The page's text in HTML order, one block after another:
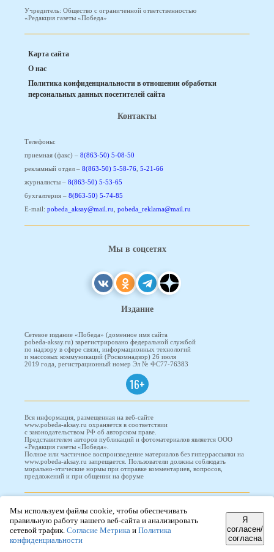
Учредитель: Общество с ограниченной ответственностью
«Редакция газеты «Победа»
Карта сайта
О нас
Политика конфиденциальности в отношении обработки
персональных данных посетителей сайта
Контакты
Телефоны:
приемная (факс) – 8(863-50) 5-08-50
рекламный отдел – 8(863-50) 5-58-76, 5-21-66
журналисты – 8(863-50) 5-53-65
бухгалтерия – 8(863-50) 5-74-85
E-mail: pobeda_aksay@mail.ru, pobeda_reklama@mail.ru
Мы в соцсетях
Издание
Сетевое издание «Победа» (доменное имя сайта
pobeda-aksay.ru) зарегистрировано федеральной службой
по надзору в сфере связи, информационных технологий
и массовых коммуникаций (Роскомнадзор) 26 июля
2019 года, регистрационный номер Эл № ФС77-76383
16+
Вся информация, размещенная на веб-сайте
www.pobeda-aksay.ru охраняется в соответствии
с законодательством РФ об авторском праве.
Представителем авторов публикаций и фотоматериалов является ООО
«Редакция газеты «Победа».
Полное или частичное воспроизведение материалов без гиперрассылки на
www.pobeda-aksay.ru запрещается. Пользователи должны соблюдать
морально-этические нормы при отправке комментариев, вопросов,
предложений и при общении на форуме
ПОБЕДА © 2010-2026
ООО "Проводник"
Мы используем файлы cookie, чтобы обеспечивать
правильную работу нашего веб-сайта и анализировать
сетевой трафик. Согласие Метрика и Политика
конфиденциальности
Я
согласен/
согласна